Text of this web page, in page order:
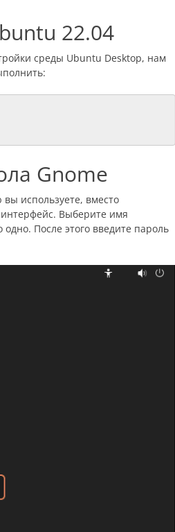
22.04
среды Ubuntu Desktop, нам
Gnome
используете, вместо
интерфейс. Выберите имя
одно. После этого введите пароль